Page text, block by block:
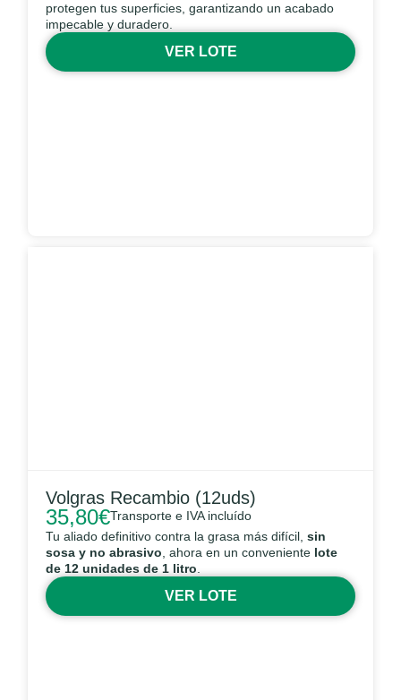
protegen tus superficies, garantizando un acabado
impecable y duradero.
VER LOTE
Volgras Recambio (12uds)
35,80€Transporte e IVA incluído
Tu aliado definitivo contra la grasa más difícil, sin
sosa y no abrasivo , ahora en un conveniente lote
de 12 unidades de 1 litro
VER LOTE